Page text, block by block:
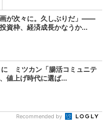
画が次々に。久しぶりだ」――
資枠、経済成長かなうか...
に ミツカン「腸活コミュニテ
値上げ時代に選ば...
Recommended by